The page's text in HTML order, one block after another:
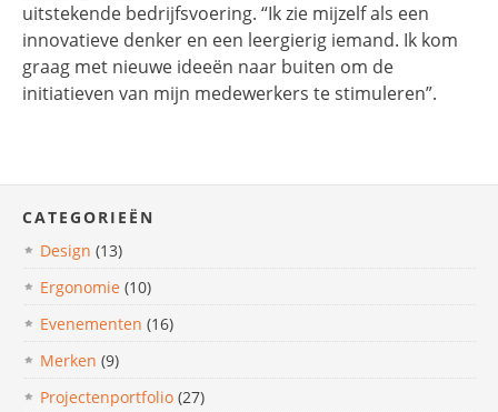
uitstekende bedrijfsvoering. “Ik zie mijzelf als een
innovatieve denker en een leergierig iemand. Ik kom
graag met nieuwe ideeën naar buiten om de
initiatieven van mijn medewerkers te stimuleren”.
CATEGORIEËN
Design (13)
Ergonomie (10)
Evenementen (16)
Merken (9)
Projectenportfolio (27)